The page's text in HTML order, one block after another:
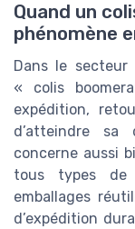
Quand un
phénomène
Dans le
« colis
expédition,
d’atteindre sa
concerne aussi
tous types de
emballages
d’expédition